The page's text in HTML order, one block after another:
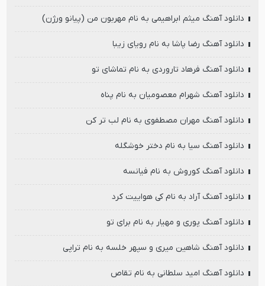
دانلود آهنگ میثم ابراهیمی به نام مهربون من (پیانو ورژن)
دانلود آهنگ رضا پاشا به نام رویای زیبا
دانلود آهنگ فرهاد تاروردی به نام تماشای تو
دانلود آهنگ شهرام معصومیان به نام پناه
دانلود آهنگ مهران مصطفوی به نام لب تر کن
دانلود آهنگ سیا به نام دختر خوشگله
دانلود آهنگ کوروش به نام فیانسه
دانلود آهنگ آراد به نام کی هواییت کرد
دانلود آهنگ پوری و مهیار به نام برای تو
دانلود آهنگ شاهین میری و سپهر خلسه به نام تراپی
دانلود آهنگ امید سلطانی به نام تقاص